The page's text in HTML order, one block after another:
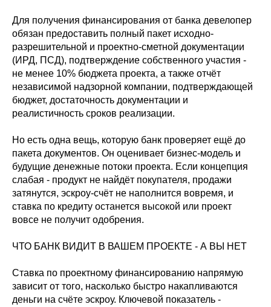
Для получения финансирования от банка девелопер
обязан предоставить полный пакет исходно-
разрешительной и проектно-сметной документации
(ИРД, ПСД), подтверждение собственного участия -
не менее 10% бюджета проекта, а также отчёт
независимой надзорной компании, подтверждающей
бюджет, достаточность документации и
реалистичность сроков реализации.
Но есть одна вещь, которую банк проверяет ещё до
пакета документов. Он оценивает бизнес-модель и
будущие денежные потоки проекта. Если концепция
слабая - продукт не найдёт покупателя, продажи
затянутся, эскроу-счёт не наполнится вовремя, и
ставка по кредиту останется высокой или проект
вовсе не получит одобрения.
ЧТО БАНК ВИДИТ В ВАШЕМ ПРОЕКТЕ - А ВЫ НЕТ
Ставка по проектному финансированию напрямую
зависит от того, насколько быстро накапливаются
деньги на счёте эскроу. Ключевой показатель -